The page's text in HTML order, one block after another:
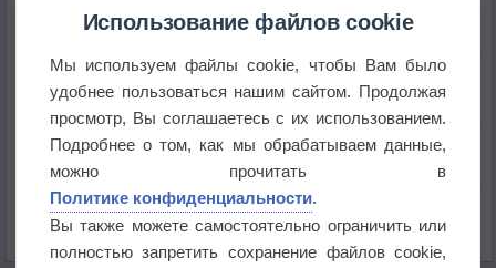
Погода в Краснодаре 6 августа
Погода в Санкт-Петербурге 6 августа
Погода в Москве 6 августа
Использование файлов cookie
Мы используем файлы cookie, чтобы Вам было
удобнее пользоваться нашим сайтом. Продолжая
просмотр, Вы соглашаетесь с их использованием.
Подробнее о том, как мы обрабатываем данные,
можно прочитать в
Политике конфиденциальности.
Вы также можете самостоятельно ограничить или
полностью запретить сохранение файлов cookie,